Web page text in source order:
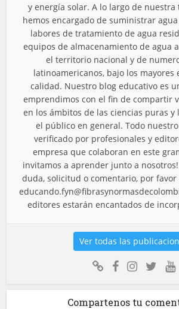
y energía solar. A lo largo de nuestra
hemos encargado de suministrar
labores de tratamiento de agua
equipos de almacenamiento de agua
el territorio nacional y de
latinoamericanos, bajo los mayores
calidad. Nuestro blog educativo es
emprendimos con el fin de compartir
en los ámbitos de las ciencias puras y
el público en general. Todo
verificado por profesionales y
empresa que colaboran en este
invitamos a aprender junto a
duda, solicitud o comentario, por
editores estarán encantados de
Ver todas las
Compartenos tu